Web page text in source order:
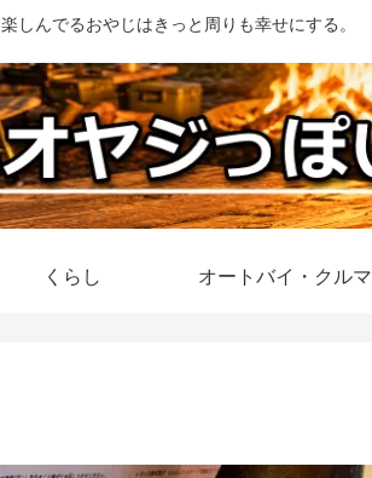
楽しんでるおやじはきっと周りも幸せにする。
くらし オートバイ・クルマ